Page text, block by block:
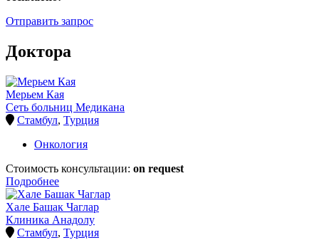
Отправить запрос
Доктора
Мерьем Кая
Сеть больниц Медикана
Стамбул, Турция
Онкология
Стоимость консультации: on request
Подробнее
Хале Башак Чаглар
Клиника Анадолу
Стамбул, Турция